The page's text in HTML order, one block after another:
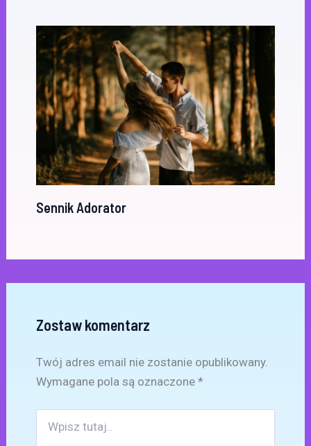
Sennik Adorator
Zostaw komentarz
Twój adres email nie zostanie opublikowany.
Wymagane pola są oznaczone *
tutaj..